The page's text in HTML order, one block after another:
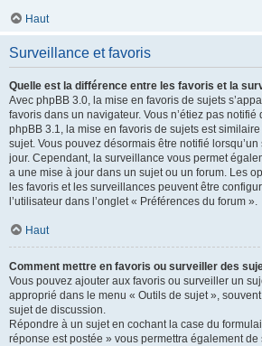
Haut
Surveillance et favoris
Quelle est la différence entre les favoris et la
Avec phpBB 3.0, la mise en favoris de sujets
favoris dans un navigateur. Vous n’étiez pas
phpBB 3.1, la mise en favoris de sujets est
sujet. Vous pouvez désormais être notifié
jour. Cependant, la surveillance vous permet
a une mise à jour dans un sujet ou un forum. Les
les favoris et les surveillances peuvent être
l’utilisateur dans l’onglet « Préférences du forum ».
Haut
Comment mettre en favoris ou surveiller des
Vous pouvez ajouter aux favoris ou surveiller un
approprié dans le menu « Outils de sujet »,
sujet de discussion.
Répondre à un sujet en cochant la case du
réponse est postée » vous permettra également